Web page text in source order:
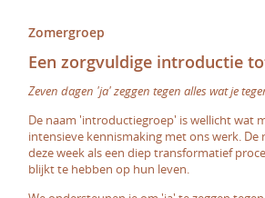
Zomergroep
Een zorgvuldige introductie
Zeven dagen 'ja' zeggen tegen alles wat je
De naam 'introductiegroep' is wellicht wat
intensieve kennismaking met ons werk. De
deze week als een diep transformatief
blijkt te hebben op hun leven.